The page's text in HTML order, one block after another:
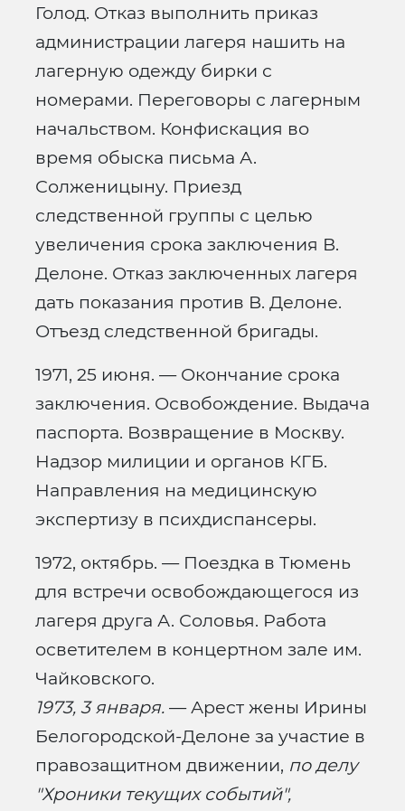
Голод. Отказ выполнить приказ
администрации лагеря нашить на
лагерную одежду бирки с
номерами. Переговоры с лагерным
начальством. Конфискация во
время обыска письма А.
Солженицыну. Приезд
следственной группы с целью
увеличения срока заключения В.
Делоне. Отказ заключенных лагеря
дать показания против В. Делоне.
Отъезд следственной бригады.
1971, 25 июня. — Окончание срока
заключения. Освобождение. Выдача
паспорта. Возвращение в Москву.
Надзор милиции и органов КГБ.
Направления на медицинскую
экспертизу в психдиспансеры.
1972, октябрь. — Поездка в Тюмень
для встречи освобождающегося из
лагеря друга А. Соловья. Работа
осветителем в концертном зале им.
Чайковского.
1973, 3 января. — Арест жены Ирины
Белогородской-Делоне за участие в
правозащитном движении, по делу
"Хроники текущих событий",